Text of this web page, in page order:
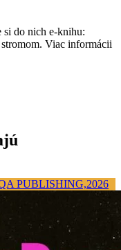
si do nich e-knihu:
Viac informácii